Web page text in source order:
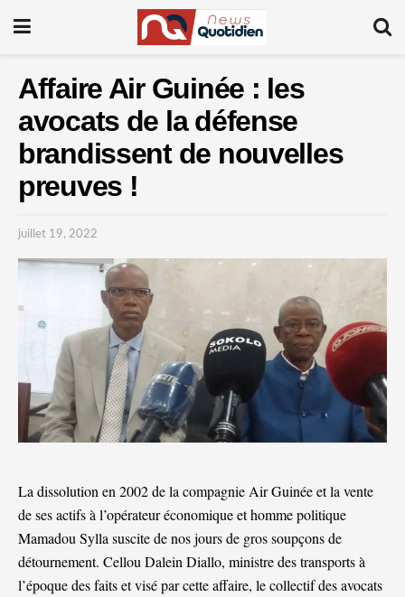
Affaire Air Guinée : les
avocats de la défense
brandissent de nouvelles
preuves !
juillet 19, 2022
La dissolution en 2002 de la compagnie Air Guinée et la vente
de ses actifs à l’opérateur économique et homme politique
Mamadou Sylla suscite de nos jours de gros soupçons de
détournement. Cellou Dalein Diallo, ministre des transports à
l’époque des faits et visé par cette affaire, le collectif des avocats